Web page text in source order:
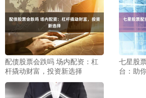
配债股票会跌吗 场内配资：杠
杆撬动财富，投资新选择
七星股
台：助